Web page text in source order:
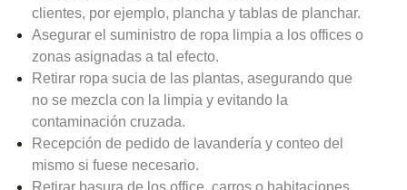
clientes, por ejemplo, plancha y tablas de planchar.
Asegurar el suministro de ropa limpia a los offices o
zonas asignadas a tal efecto.
Retirar ropa sucia de las plantas, asegurando que
no se mezcla con la limpia y evitando la
contaminación cruzada.
Recepción de pedido de lavandería y conteo del
mismo si fuese necesario.
Retirar basura de los office, carros o habitaciones